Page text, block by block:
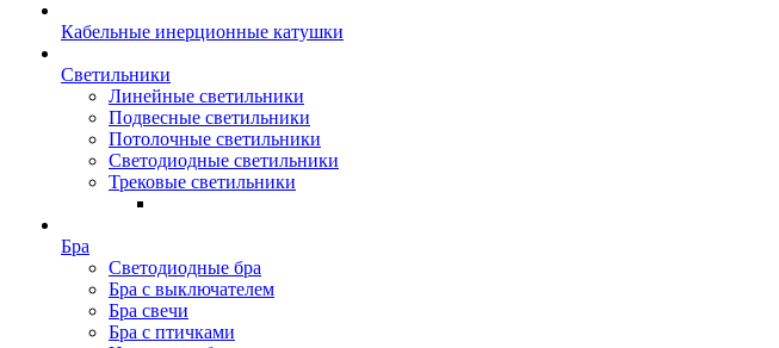
Кабельные инерционные катушки
Светильники
Линейные светильники
Подвесные светильники
Потолочные светильники
Светодиодные светильники
Трековые светильники
Бра
Светодиодные бра
Бра с выключателем
Бра свечи
Бра с птичками